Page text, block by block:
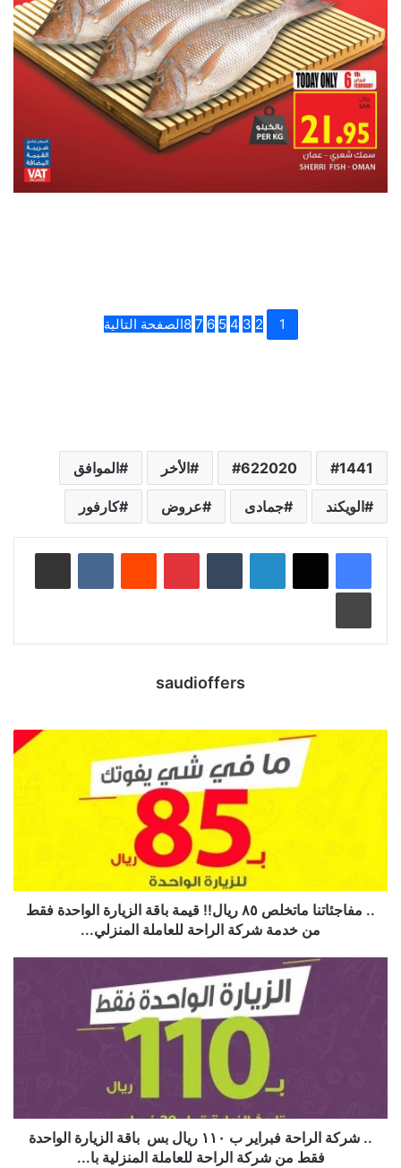
1
2
3
4
5
6
7
8الصفحة التالية
1441
622020 الأخر الموافق
الويكند جمادى عروض كارفور
لينكدإن بينتيريست
saudioffers
.. مفاجئاتنا ماتخلص ٨٥ ريال!! قيمة باقة الزيارة الواحدة فقط
من خدمة شركة الراحة للعاملة المنزلي...
.. شركة الراحة فبراير ب ١١٠ ريال بس ‬ ‫باقة الزيارة الواحدة
فقط من ⁧‫شركة الراحة‬⁩ للعاملة المنزلية با...